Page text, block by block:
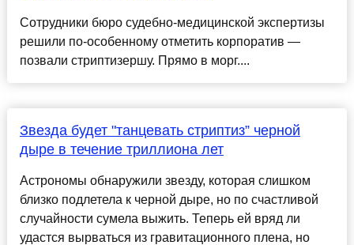
Сотрудники бюро судебно-медицинской экспертизы
решили по-особенному отметить корпоратив —
позвали стриптизершу. Прямо в морг....
Звезда будет "танцевать стриптиз” черной
дыре в течение триллиона лет
Астрономы обнаружили звезду, которая слишком
близко подлетела к черной дыре, но по счастливой
случайности сумела выжить. Теперь ей вряд ли
удастся вырваться из гравитационного плена, но